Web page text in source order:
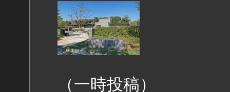
（一時投稿）